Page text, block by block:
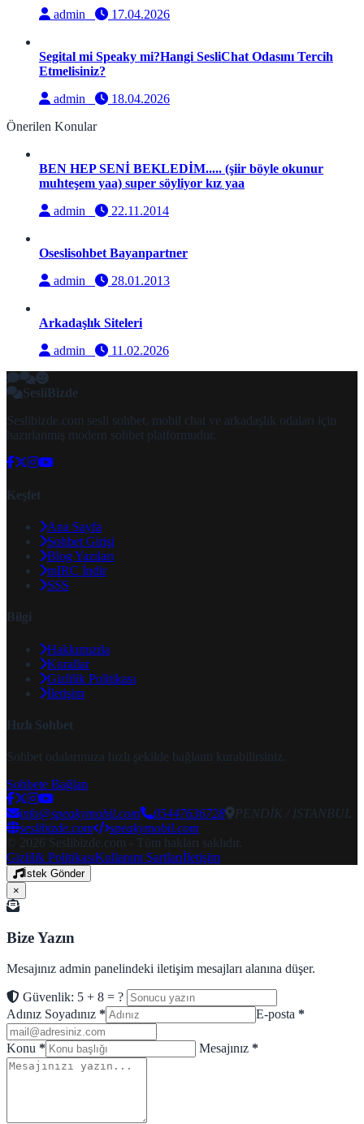
admin
17.04.2026
Segital mi Speaky mi?Hangi SesliChat Odasını Tercih
Etmelisiniz?
admin
18.04.2026
Önerilen Konular
BEN HEP SENİ BEKLEDİM..... (şiir böyle okunur
muhteşem yaa) super söyliyor kız yaa
admin
22.11.2014
Oseslisohbet Bayanpartner
admin
28.01.2013
Arkadaşlık Siteleri
admin
11.02.2026
SesliBizde
Seslibizde.com sesli sohbet, mobil chat ve arkadaşlık odaları için
hazırlanmış modern sohbet platformudur.
Keşfet
Ana Sayfa
Sohbet Girişi
Blog Yazıları
mIRC İndir
SSS
Bilgi
Hakkımızda
Kurallar
Gizlilik Politikası
İletişim
Hızlı Sohbet
Sohbet odalarımıza hızlı şekilde bağlantı kurabilirsiniz.
Sohbete Bağlan
info@speakymobil.com 05447636728
PENDİK / İSTANBUL
seslibizde.com
speakymobil.com
© 2026 Seslibizde.com - Tüm hakları saklıdır.
Gizlilik PolitikasıKullanım Şartlarıİletişim
İstek Gönder
×
Bize Yazın
Mesajınız admin panelindeki iletişim mesajları alanına düşer.
Güvenlik: 5 + 8 = ?
Adınız Soyadınız * E-posta *
Konu * Mesajınız *